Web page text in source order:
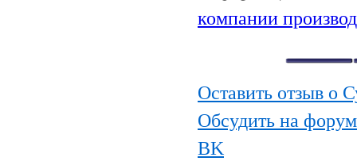
компании
Оставить отзыв о
Обсудить на
BK